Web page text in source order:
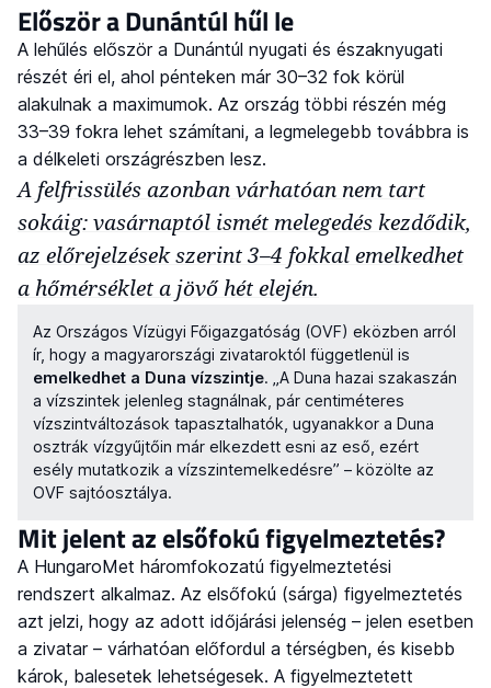
Először a Dunántúl hűl le
A lehűlés először a Dunántúl nyugati és északnyugati
részét éri el, ahol pénteken már 30–32 fok körül
alakulnak a maximumok. Az ország többi részén még
33–39 fokra lehet számítani, a legmelegebb továbbra is
a délkeleti országrészben lesz.
A felfrissülés azonban várhatóan nem tart
sokáig: vasárnaptól ismét melegedés kezdődik,
az előrejelzések szerint 3–4 fokkal emelkedhet
a hőmérséklet a jövő hét elején.
Az Országos Vízügyi Főigazgatóság (OVF) eközben arról
ír, hogy a magyarországi zivataroktól függetlenül is
emelkedhet a Duna vízszintje. „A Duna hazai szakaszán
a vízszintek jelenleg stagnálnak, pár centiméteres
vízszintváltozások tapasztalhatók, ugyanakkor a Duna
osztrák vízgyűjtőin már elkezdett esni az eső, ezért
esély mutatkozik a vízszintemelkedésre” – közölte az
OVF sajtóosztálya.
Mit jelent az elsőfokú figyelmeztetés?
A HungaroMet háromfokozatú figyelmeztetési
rendszert alkalmaz. Az elsőfokú (sárga) figyelmeztetés
azt jelzi, hogy az adott időjárási jelenség – jelen esetben
a zivatar – várhatóan előfordul a térségben, és kisebb
károk, balesetek lehetségesek. A figyelmeztetett